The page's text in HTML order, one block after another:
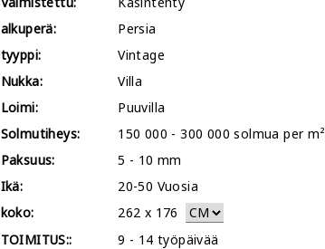
alkuperä:
Persia
tyyppi:
Vintage
Nukka:
Villa
Loimi:
Puuvilla
Solmutiheys:
150 000 - 300 000 solmua per m²
Paksuus:
5 - 10 mm
Ikä:
20-50 Vuosia
koko:
262 x 176
TOIMITUS::
9 - 14 työpäivää